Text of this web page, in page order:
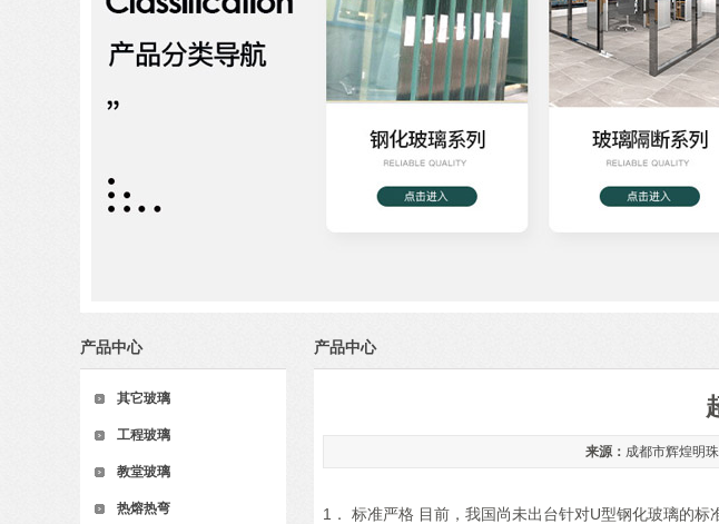
产品中心
其它玻璃
工程玻璃
教堂玻璃
热熔热弯
产品中心
来源： 成都市辉煌明
1． 标准严格 目前，我国尚未出台针对U型钢化玻璃的